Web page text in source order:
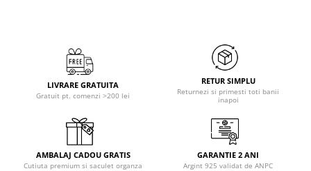
LIVRARE GRATUITA
Gratuit pt. comenzi >200 lei
RETUR SIMPLU
Returnezi si primesti toti banii
inapoi
AMBALAJ CADOU GRATIS
Cutiuta premium si saculet organza
GARANTIE 2 ANI
Argint 925 validat de ANPC